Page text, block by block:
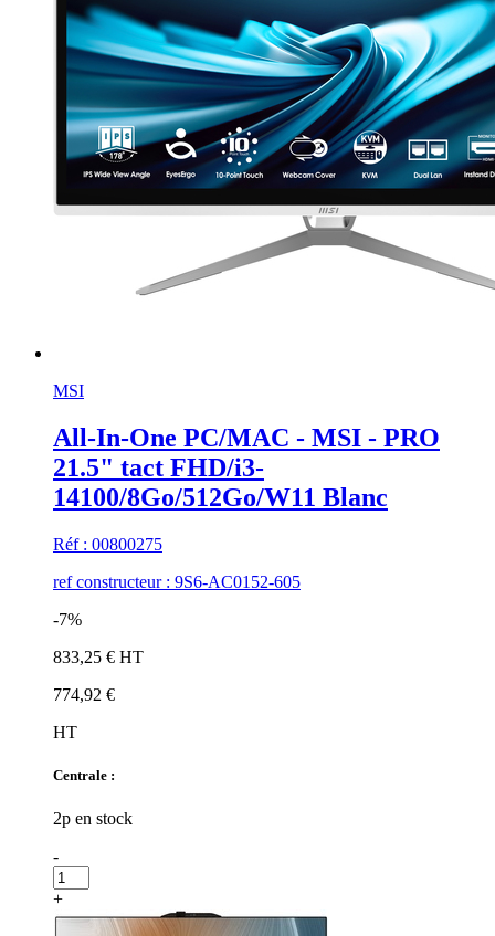
MSI
All-In-One PC/MAC - MSI - PRO
21.5" tact FHD/i3-
14100/8Go/512Go/W11 Blanc
Réf : 00800275
ref constructeur : 9S6-AC0152-605
-7%
833,25 € HT
774,92 €
HT
Centrale :
2p en stock
-
+